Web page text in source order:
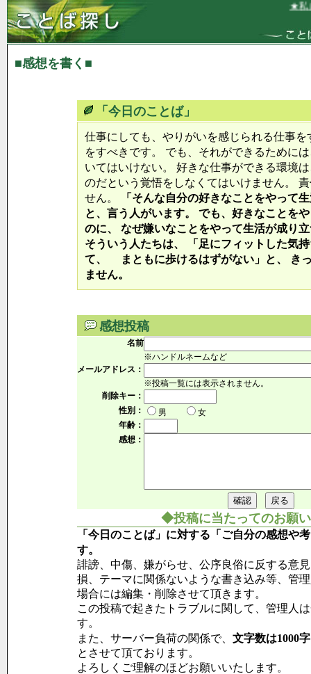
★私は
■感想を書く■
「今日のことば」
仕事にしても、やりがいを感じられる仕事
をすべきです。 でも、それができるために
いてはいけない。 好きな仕事ができる環境
のだという覚悟をしなくてはいけません。
せん。
「そんな自分の好きなことをやって
と、言う人がいます。 でも、好きなことを
のに、 なぜ嫌いなことをやって生活が成り
そういう人たちは、 「足にフィットした気
て、 まともに歩けるはずがない」と、 き
ません。
感想投稿
名前
※ハンドルネームなど
メールアドレス：
※投稿一覧には表示されません。
削除キー：
性別：
男
女
年齢：
感想：
◆投稿に当たってのお願
「今日のことば」に対する「ご自分の感想や
す。
誹謗、中傷、嫌がらせ、公序良俗に反する意
損、テーマに関係ないような書き込み等、管
場合には編集・削除させて頂きます。
この投稿で起きたトラブルに関して、管理人
す。
また、サーバー負荷の関係で、 文字数は1000
とさせて頂ております。
よろしくご理解のほどお願いいたします。